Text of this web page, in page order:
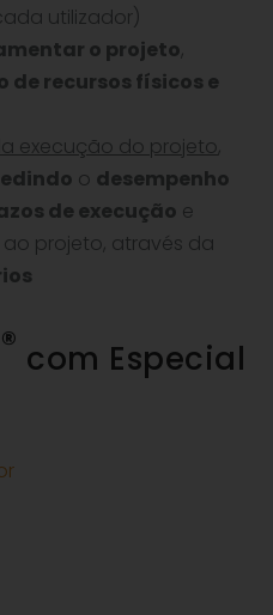
utilizador)
o projeto,
de recursos físicos e
execução do projeto,
o desempenho
de execução e
ao projeto, através da
® com Especial